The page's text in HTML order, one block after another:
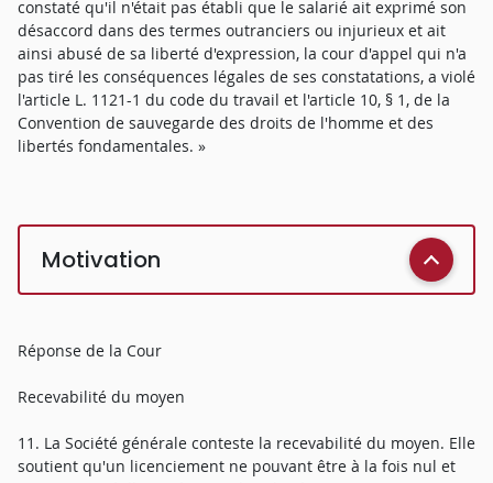
constaté qu'il n'était pas établi que le salarié ait exprimé son
désaccord dans des termes outranciers ou injurieux et ait
ainsi abusé de sa liberté d'expression, la cour d'appel qui n'a
pas tiré les conséquences légales de ses constatations, a violé
l'article L. 1121-1 du code du travail et l'article 10, § 1, de la
Convention de sauvegarde des droits de l'homme et des
libertés fondamentales. »
Motivation
Réponse de la Cour
Recevabilité du moyen
11. La Société générale conteste la recevabilité du moyen. Elle
soutient qu'un licenciement ne pouvant être à la fois nul et